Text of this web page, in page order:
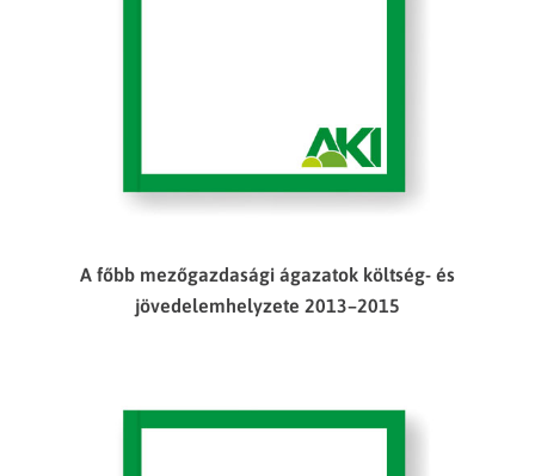
A főbb mezőgazdasági ágazatok költség- és
jövedelemhelyzete 2013–2015